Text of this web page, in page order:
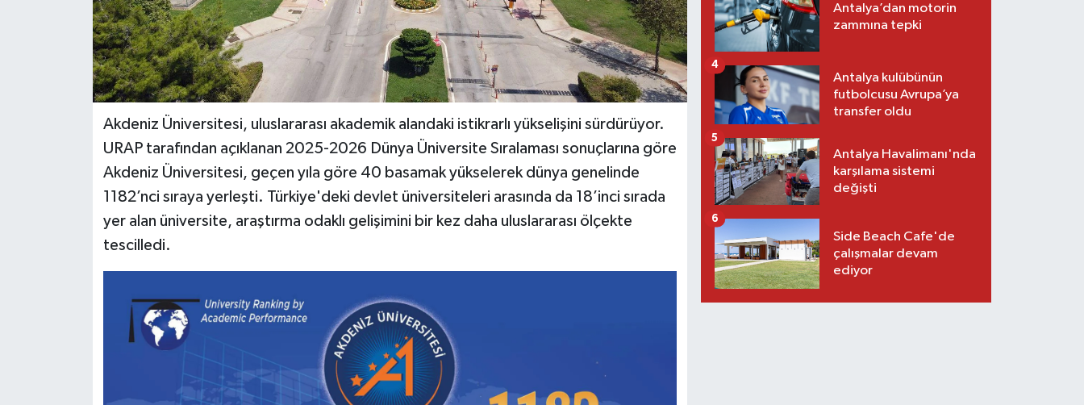
Akdeniz Üniversitesi, uluslararası akademik alandaki istikrarlı yükselişini sürdürüyor.
URAP tarafından açıklanan 2025-2026 Dünya Üniversite Sıralaması sonuçlarına göre
Akdeniz Üniversitesi, geçen yıla göre 40 basamak yükselerek dünya genelinde
1182’nci sıraya yerleşti. Türkiye'deki devlet üniversiteleri arasında da 18’inci sırada
yer alan üniversite, araştırma odaklı gelişimini bir kez daha uluslararası ölçekte
tescilledi.
Antalya’dan motorin
zammına tepki
Antalya kulübünün
futbolcusu Avrupa’ya
transfer oldu
4
Antalya Havalimanı'nda
karşılama sistemi
değişti
5
Side Beach Cafe'de
çalışmalar devam
ediyor
6
VİDEO HABERLER
YAZARLAR
RESMİ İLAN